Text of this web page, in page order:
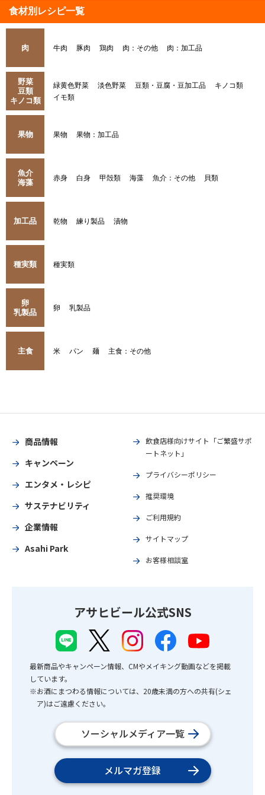
食材別レシピ一覧
肉 牛肉 豚肉 鶏肉 肉：その他 肉：加工品
野菜
豆類
キノコ類
緑黄色野菜 淡色野菜 豆類・豆腐・豆加工品
キノコ類
イモ類
果物 果物 果物：加工品
魚介
海藻
赤身 白身 甲殻類 海藻 魚介：その他 貝類
加工品 乾物 練り製品 漬物
種実類 種実類
卵
乳製品
卵 乳製品
主食 米 パン 麺 主食：その他
商品情報
キャンペーン
エンタメ・レシピ
サステナビリティ
企業情報
Asahi Park
飲食店様向けサイト「ご繁盛サポ
ートネット」
プライバシーポリシー
推奨環境
ご利用規約
サイトマップ
お客様相談室
アサヒビール公式SNS
最新商品やキャンペーン情報、CMやメイキング動画などを掲載
しています。
※お酒にまつわる情報については、20歳未満の方への共有(シェ
ア)はご遠慮ください。
ソーシャルメディア一覧
メルマガ登録